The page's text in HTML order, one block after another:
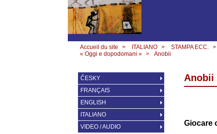
Accueil du site > ITALIANO > STAMPA ECC. >
« Oggi e dopodomani » > Anobii
Anobii
Giocare
ČESKY
FRANÇAIS
ENGLISH
ITALIANO
VIDEO / AUDIO